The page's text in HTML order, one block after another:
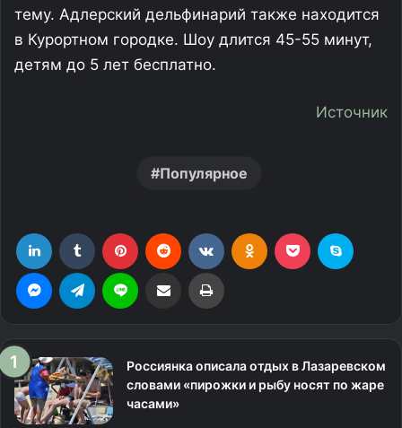
тему. Адлерский дельфинарий также находится
в Курортном городке. Шоу длится 45-55 минут,
детям до 5 лет бесплатно.
Источник
Популярное
Россиянка описала отдых в Лазаревском
словами «пирожки и рыбу носят по жаре
часами»